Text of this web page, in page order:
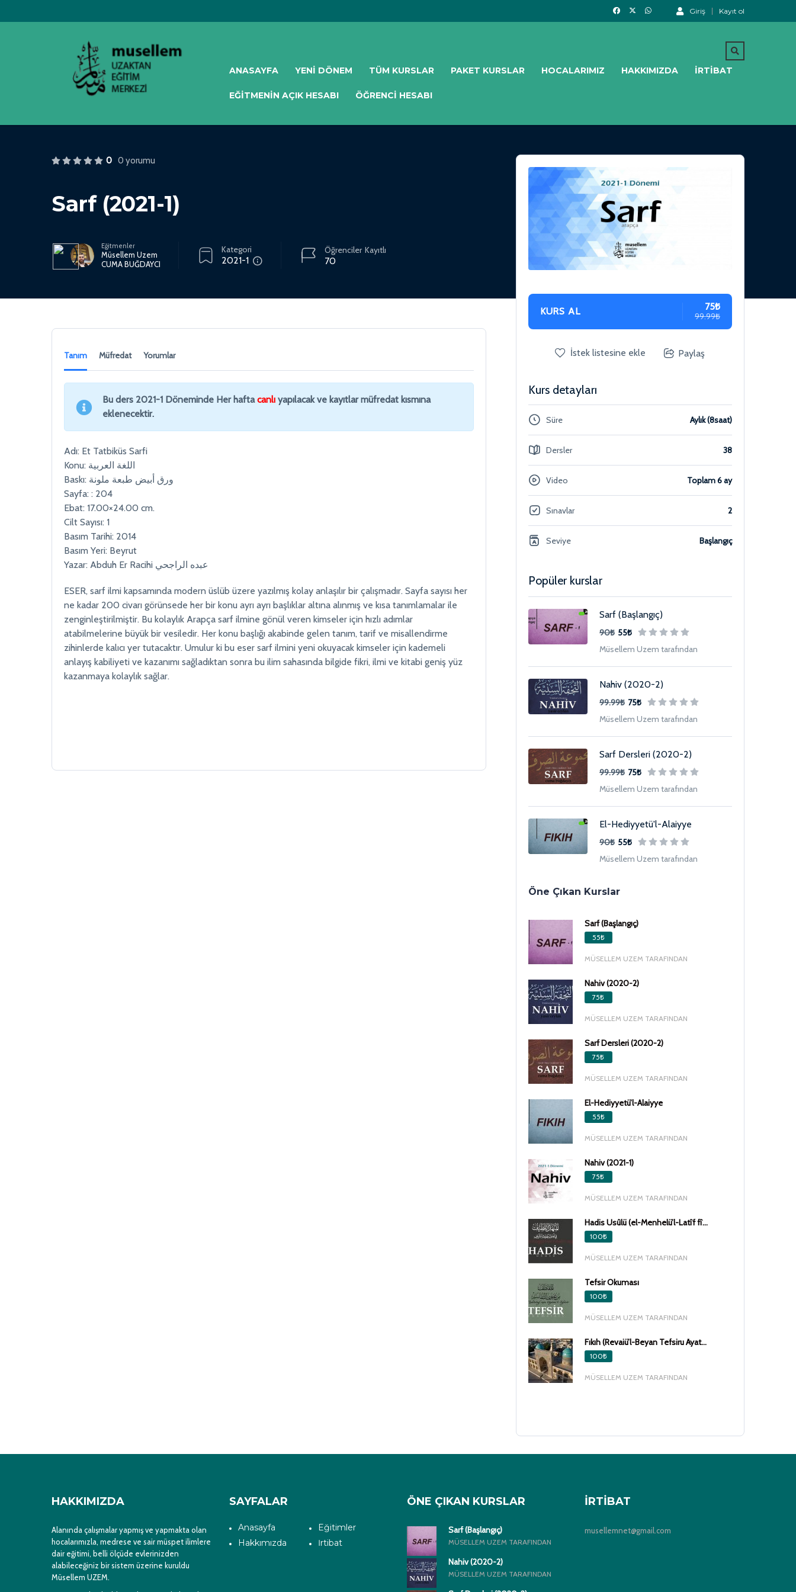
Giriş Kayıt ol
ANASAYFA YENI DÖNEM TÜM KURSLAR PAKET KURSLAR HOCALARIMIZ HAKKIMIZDA İRTIBAT
EĞITMENIN AÇIK HESABI ÖĞRENCI HESABI
0 0 yorumu
Sarf (2021-1)
Eğitmenler
Müsellem Uzem
CUMA BUĞDAYCI
Kategori
2021-1 70
Öğrenciler Kayıtlı
Tanım Müfredat Yorumlar
Bu ders 2021-1 Döneminde Her haftacanlı yapılacak ve kayıtlar müfredat kısmına
eklenecektir.
Adı: Et Tatbiküs Sarfi
Konu: اللغة العربية
Baskı: ورق أبيض طبعة ملونة
Sayfa: : 204
Ebat: 17.00×24.00 cm.
Cilt Sayısı: 1
Basım Tarihi: 2014
Basım Yeri: Beyrut
Yazar: Abduh Er Racihi عبده الراجحي
ESER, sarf ilmi kapsamında modern üslüb üzere yazılmış kolay anlaşılır bir çalışmadır. Sayfa sayısı her
ne kadar 200 civarı görünsede her bir konu ayrı ayrı başlıklar altına alınmış ve kısa tanımlamalar ile
zenginleştirilmiştir. Bu kolaylık Arapça sarf ilmine gönül veren kimseler için hızlı adımlar
atabilmelerine büyük bir vesiledir. Her konu başlığı akabinde gelen tanım, tarif ve misallendirme
zihinlerde kalıcı yer tutacaktır. Umulur ki bu eser sarf ilmini yeni okuyacak kimseler için kademeli
anlayış kabiliyeti ve kazanımı sağladıktan sonra bu ilim sahasında bilgide fikri, ilmi ve kitabi geniş yüz
kazanmaya kolaylık sağlar.
KURS AL 75₺
99.99₺
İstek listesine ekle Paylaş
Kurs detayları
Süre Aylık (8saat)
Dersler 38
Video Toplam 6 ay
Sınavlar 2
Seviye Başlangıç
Popüler kurslar
Sarf (Başlangıç)
90₺ 55₺
Müsellem Uzem tarafından
Nahiv (2020-2)
99.99₺ 75₺
Müsellem Uzem tarafından
Sarf Dersleri (2020-2)
99.99₺ 75₺
Müsellem Uzem tarafından
El-Hediyyetü'l-Alaiyye
90₺ 55₺
Müsellem Uzem tarafından
Öne Çıkan Kurslar
Sarf (Başlangıç)
55₺
MÜSELLEM UZEM TARAFINDAN
Nahiv (2020-2)
75₺
MÜSELLEM UZEM TARAFINDAN
Sarf Dersleri (2020-2)
75₺
MÜSELLEM UZEM TARAFINDAN
El-Hediyyetü’l-Alaiyye
55₺
MÜSELLEM UZEM TARAFINDAN
Nahiv (2021-1)
75₺
MÜSELLEM UZEM TARAFINDAN
Hadis Usûlü (el-Menhelü’l-Latîf fî...
100₺
MÜSELLEM UZEM TARAFINDAN
Tefsir Okuması
100₺
MÜSELLEM UZEM TARAFINDAN
Fıkıh (Revaiü’l-Beyan Tefsiru Âyat...
100₺
MÜSELLEM UZEM TARAFINDAN
HAKKIMIZDA
Alanında çalışmalar yapmış ve yapmakta olan
hocalarımızla, medrese ve sair müspet ilimlere
dair eğitimi, belli ölçüde evlerinizden
alabileceğiniz bir sistem üzerine kuruldu
Müsellem UZEM.
SAYFALAR
Anasayfa
Eğitimler
Hakkımızda
İrtibat
ÖNE ÇIKAN KURSLAR
Sarf (Başlangıç)
MÜSELLEM UZEM TARAFINDAN
Nahiv (2020-2)
MÜSELLEM UZEM TARAFINDAN
İRTIBAT
musellemnet@gmail.com